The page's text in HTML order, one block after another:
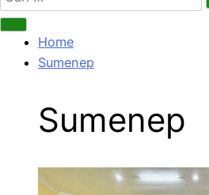
untuk:
Home
Sumenep
Sumenep